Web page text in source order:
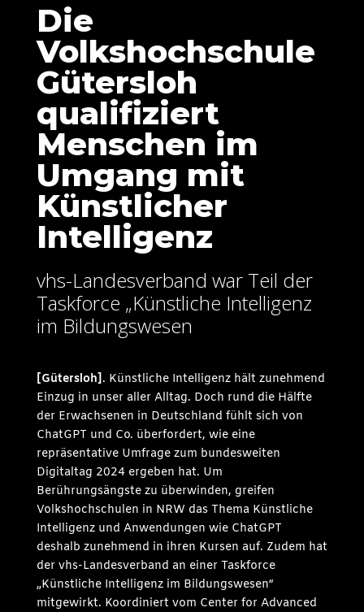
Die
Volkshochschule
Gütersloh
qualifiziert
Menschen im
Umgang mit
Künstlicher
Intelligenz
vhs-Landesverband war Teil der
Taskforce „Künstliche Intelligenz
im Bildungswesen
[Gütersloh] . Künstliche Intelligenz hält zunehmend
Einzug in unser aller Alltag. Doch rund die Hälfte
der Erwachsenen in Deutschland fühlt sich von
ChatGPT und Co. überfordert, wie eine
repräsentative Umfrage zum bundesweiten
Digitaltag 2024 ergeben hat. Um
Berührungsängste zu überwinden, greifen
Volkshochschulen in NRW das Thema Künstliche
Intelligenz und Anwendungen wie ChatGPT
deshalb zunehmend in ihren Kursen auf. Zudem hat
der vhs-Landesverband an einer Taskforce
„Künstliche Intelligenz im Bildungswesen“
mitgewirkt. Koordiniert vom Center for Advanced